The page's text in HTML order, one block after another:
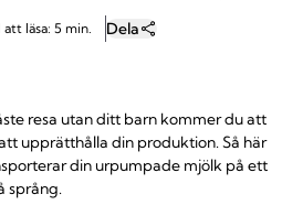
att läsa: 5 min. Dela
resa utan ditt barn kommer du att
upprätthålla din produktion. Så här
din urpumpade mjölk på ett
språng.